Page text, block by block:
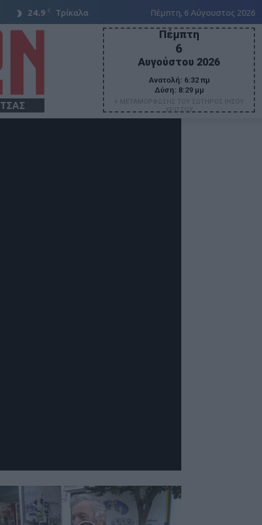
24.9 C Τρίκαλα Πέμπτη, 6 Αύγουστος 2026
Πέμπτη
6
Αυγούστου 2026
Ανατολή: 6:32 πμ
Δύση: 8:29 μμ
+ ΜΕΤΑΜΟΡΦΩΣΗΣ ΤΟΥ ΣΩΤΗΡΟΣ ΙΗΣΟΥ
ΧΡΙΣΤΟΥ